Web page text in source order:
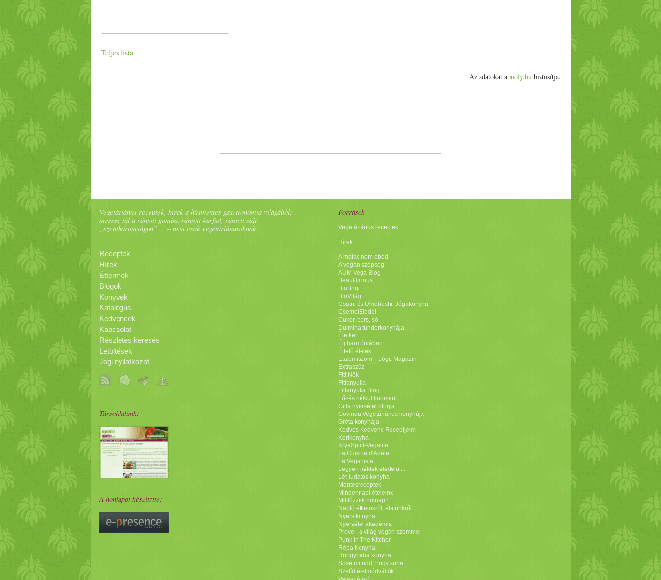
Teljes lista
Az adatokat a moly.hubiztosítja.
Vegetáriánus receptek, hírek a húsmentes gasztronómia világából;
messze túl a rántott gomba, rántott karfiol, rántott sajt
„szentháromságon” ... – nem csak vegetáriánusoknak.
Receptek
Hírek
Éttermek
Blogok
Könyvek
Katalógus
Kedvencek
Kapcsolat
Részletes keresés
Letöltések
Jogi nyilatkozat
Társoldalunk:
A honlapot készítette:
Források
Vegetáriánus receptek
Hírek
A malac nem ebéd
A vegán szépség
AUM Vega Blog
Beautilicious
BioBrigi
BioVilág
Csatni és Umeboshi: Jógakonyha
CsemetEledel
Cukor, bors, só
Dulmina tündérkonyhája
Életkert
Élj harmóniában
Éltető ételek
Eszemiszom – Jóga Magazin
Extraszűz
Fitt Nők
Fittanyuka
Fittanyuka Blog
Főzés nélkül finoman!
Gitta nyersétel blogja
Govinda Vegetáriánus konyhája
Gréta konyhája
Kedves Kedvenc Receptjeim
Kertkonyha
KryaSpirit-Vegalife
La Cuisine d'Adéle
La Veganista
Legyen néktek eledelül...
Lét-tudatos konyha
Mentesreceptek
Mindennapi ételeink
Mit főzzek holnap?
Napló étkeinkről, életünkről
Nyers konyha
Nyersétel akadémia
Prove - a világ vegán szemmel
Punk In The Kitchen
Répa Konyha
Rongybaba konyha
Sose mondd, hogy soha
Szelíd életmódváltók